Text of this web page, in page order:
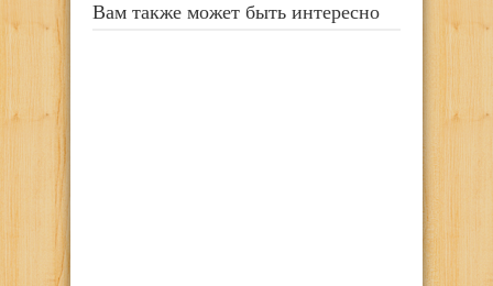
Вам также может быть интересно